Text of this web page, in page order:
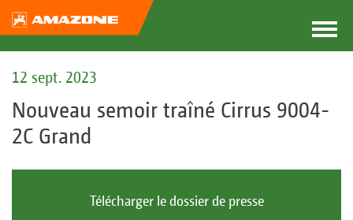
12 sept. 2023
Nouveau semoir traîné Cirrus 9004-
2C Grand
Télécharger le dossier de presse